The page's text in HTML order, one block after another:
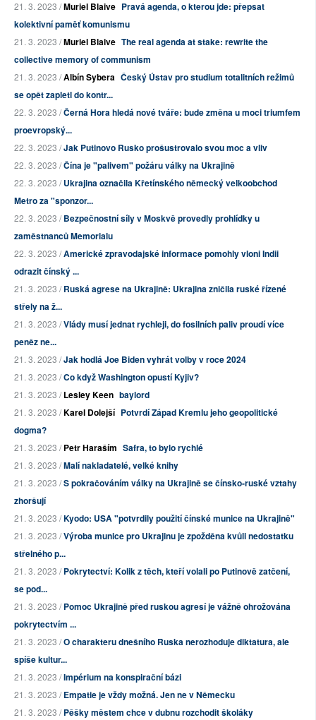
21. 3. 2023 /Muriel Blaive Pravá agenda, o kterou jde: přepsat
kolektivní paměť komunismu
21. 3. 2023 /Muriel Blaive The real agenda at stake: rewrite the
collective memory of communism
21. 3. 2023 /Albín Sybera Český Ústav pro studium totalitních režimů
se opět zapletl do kontr...
22. 3. 2023 /Černá Hora hledá nové tváře: bude změna u moci triumfem
proevropský...
22. 3. 2023 /Jak Putinovo Rusko prošustrovalo svou moc a vliv
22. 3. 2023 /Čína je "palivem" požáru války na Ukrajině
22. 3. 2023 /Ukrajina označila Křetínského německý velkoobchod
Metro za "sponzor...
22. 3. 2023 /Bezpečnostní síly v Moskvě provedly prohlídky u
zaměstnanců Memorialu
22. 3. 2023 /Americké zpravodajské informace pomohly vloni Indii
odrazit čínský ...
21. 3. 2023 /Ruská agrese na Ukrajině: Ukrajina zničila ruské řízené
střely na ž...
21. 3. 2023 /Vlády musí jednat rychleji, do fosilních paliv proudí více
peněz ne...
21. 3. 2023 /Jak hodlá Joe Biden vyhrát volby v roce 2024
21. 3. 2023 /Co když Washington opustí Kyjiv?
21. 3. 2023 /Lesley Keen baylord
21. 3. 2023 /Karel Dolejší Potvrdí Západ Kremlu jeho geopolitické
dogma?
21. 3. 2023 /Petr Haraším Safra, to bylo rychlé
21. 3. 2023 /Malí nakladatelé, velké knihy
21. 3. 2023 /S pokračováním války na Ukrajině se čínsko-ruské vztahy
zhoršují
21. 3. 2023 /Kyodo: USA "potvrdily použití čínské munice na Ukrajině"
21. 3. 2023 /Výroba munice pro Ukrajinu je zpožděna kvůli nedostatku
střelného p...
21. 3. 2023 /Pokrytectví: Kolik z těch, kteří volali po Putinově zatčení,
se pod...
21. 3. 2023 /Pomoc Ukrajině před ruskou agresí je vážně ohrožována
pokrytectvím ...
21. 3. 2023 /O charakteru dnešního Ruska nerozhoduje diktatura, ale
spíše kultur...
21. 3. 2023 /Impérium na konspirační bázi
21. 3. 2023 /Empatie je vždy možná. Jen ne v Německu
21. 3. 2023 /Pěšky městem chce v dubnu rozchodit školáky